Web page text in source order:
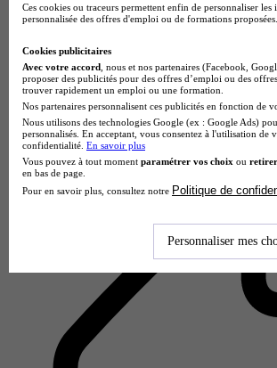
ISC Orléans
5.0
5 avis
Orléans
Ces cookies ou traceurs permettent enfin de personnaliser
personnalisée des offres d'emploi ou de formations proposées.
Cookies publicitaires
Avec votre accord , nous et nos partenaires (Facebook,
proposer des publicités pour des offres d’emploi ou des
trouver rapidement un emploi ou une formation.
Nos partenaires personnalisent ces publicités en fonction de
Nous utilisons des technologies Google (ex : Google Ads)
personnalisés. En acceptant, vous consentez à l'utilisation
confidentialité. En savoir plus
Vous pouvez à tout moment paramétrer vos choix ou retirer
en bas de page.
Pour en savoir plus, consultez notre Politique de
Personnaliser mes